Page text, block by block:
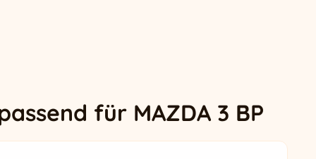
für MAZDA 3 BP